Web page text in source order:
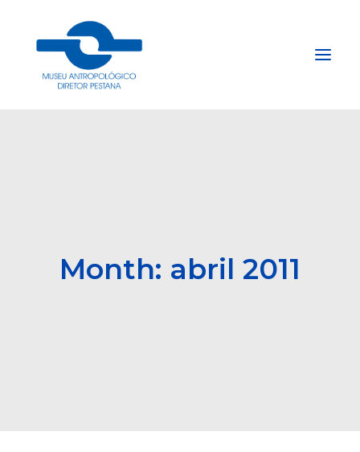
ApoieMonth: abril 2011